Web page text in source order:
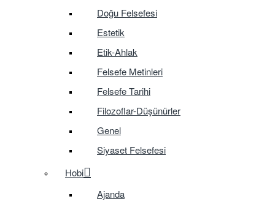
Doğu Felsefesi
Estetik
Etik-Ahlak
Felsefe Metinleri
Felsefe Tarihi
Filozoflar-Düşünürler
Genel
Siyaset Felsefesi
Hobi
Ajanda